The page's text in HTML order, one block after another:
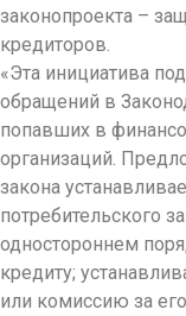
законопроекта –
кредиторов.
«Эта инициатива
обращений в
попавших в
организаций.
закона
потребительского
одностороннем
кредиту;
или комиссию за